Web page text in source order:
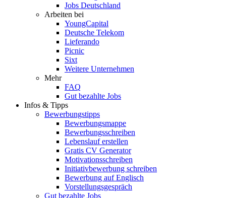
Jobs Deutschland
Arbeiten bei
YoungCapital
Deutsche Telekom
Lieferando
Picnic
Sixt
Weitere Unternehmen
Mehr
FAQ
Gut bezahlte Jobs
Infos & Tipps
Bewerbungstipps
Bewerbungsmappe
Bewerbungsschreiben
Lebenslauf erstellen
Gratis CV Generator
Motivationsschreiben
Initiativbewerbung schreiben
Bewerbung auf Englisch
Vorstellungsgespräch
Gut bezahlte Jobs